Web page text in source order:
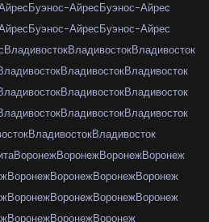
Буэнос-АйресБуэнос-Айрес
Буэнос-АйресБуэнос-Айрес
ВладивостокВладивостокВладивосток
ВладивостокВладивосток
ВладивостокВладивосток
ВладивостокВладивосток
ВладивостокВладивосток
ВоронежВоронежВоронежВоронеж
ВоронежВоронежВоронежВоронеж
ВоронежВоронежВоронежВоронеж
ВоронежВоронежВоронеж